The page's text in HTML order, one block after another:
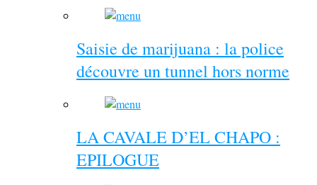
Saisie de marijuana : la police
découvre un tunnel hors norme
LA CAVALE D’EL CHAPO :
EPILOGUE